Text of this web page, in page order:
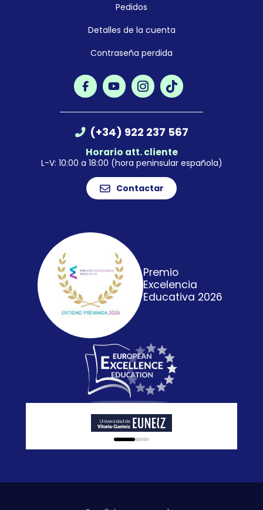
Pedidos
Detalles de la cuenta
Contraseña perdida
(+34) 922 237 567
Horario att. cliente
L-V: 10:00 a 18:00 (hora peninsular española)
Contactar
Premio
Excelencia
Educativa 2026
0 1 2